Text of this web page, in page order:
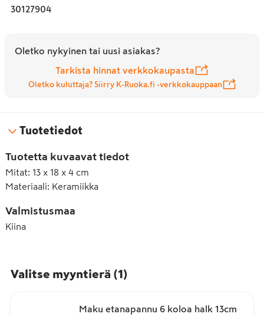
30127904
Oletko nykyinen tai uusi asiakas?
Tarkista hinnat verkkokaupasta
Oletko kuluttaja? Siirry K-Ruoka.fi -verkkokauppaan
Tuotetiedot
Tuotetta kuvaavat tiedot
Mitat: 13 x 18 x 4 cm
Materiaali: Keramiikka
Valmistusmaa
Kiina
Valitse myyntierä (1)
Maku etanapannu 6 koloa halk 13cm